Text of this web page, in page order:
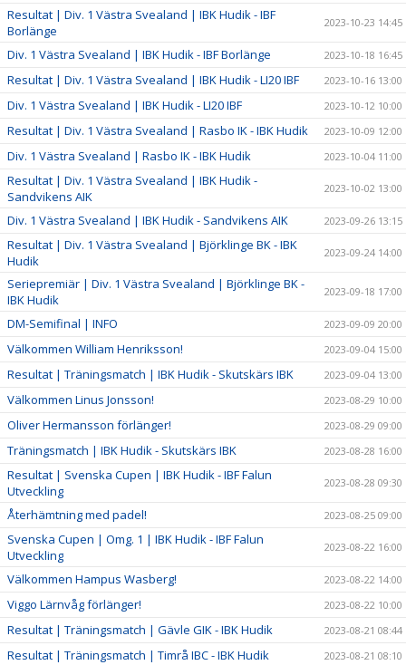
Resultat | Div. 1 Västra Svealand | IBK Hudik - IBF
Borlänge
2023-10-23 14:45
Div. 1 Västra Svealand | IBK Hudik - IBF Borlänge 2023-10-18 16:45
Resultat | Div. 1 Västra Svealand | IBK Hudik - LI20 IBF 2023-10-16 13:00
Div. 1 Västra Svealand | IBK Hudik - LI20 IBF 2023-10-12 10:00
Resultat | Div. 1 Västra Svealand | Rasbo IK - IBK Hudik 2023-10-09 12:00
Div. 1 Västra Svealand | Rasbo IK - IBK Hudik 2023-10-04 11:00
Resultat | Div. 1 Västra Svealand | IBK Hudik -
Sandvikens AIK
2023-10-02 13:00
Div. 1 Västra Svealand | IBK Hudik - Sandvikens AIK 2023-09-26 13:15
Resultat | Div. 1 Västra Svealand | Björklinge BK - IBK
Hudik
2023-09-24 14:00
Seriepremiär | Div. 1 Västra Svealand | Björklinge BK -
IBK Hudik
2023-09-18 17:00
DM-Semifinal | INFO 2023-09-09 20:00
Välkommen William Henriksson! 2023-09-04 15:00
Resultat | Träningsmatch | IBK Hudik - Skutskärs IBK 2023-09-04 13:00
Välkommen Linus Jonsson! 2023-08-29 10:00
Oliver Hermansson förlänger! 2023-08-29 09:00
Träningsmatch | IBK Hudik - Skutskärs IBK 2023-08-28 16:00
Resultat | Svenska Cupen | IBK Hudik - IBF Falun
Utveckling
2023-08-28 09:30
Återhämtning med padel! 2023-08-25 09:00
Svenska Cupen | Omg. 1 | IBK Hudik - IBF Falun
Utveckling
2023-08-22 16:00
Välkommen Hampus Wasberg! 2023-08-22 14:00
Viggo Lärnvåg förlänger! 2023-08-22 10:00
Resultat | Träningsmatch | Gävle GIK - IBK Hudik 2023-08-21 08:44
Resultat | Träningsmatch | Timrå IBC - IBK Hudik 2023-08-21 08:10